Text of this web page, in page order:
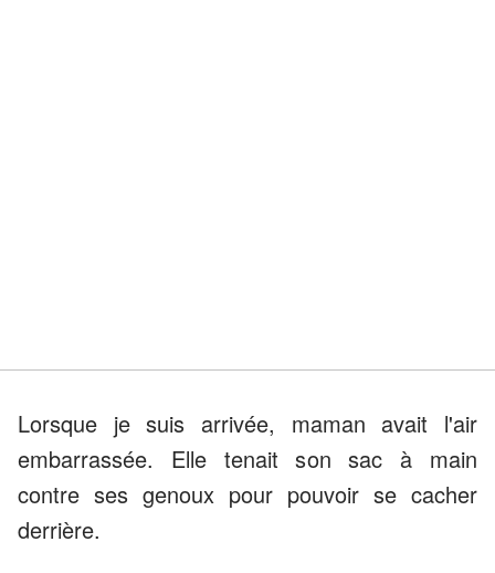
Lorsque je suis arrivée, maman avait l'air
embarrassée. Elle tenait son sac à main
contre ses genoux pour pouvoir se cacher
derrière.